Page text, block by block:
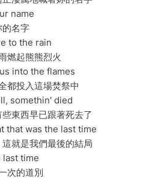
name
的名字
to the rain
燃起熊熊烈火
into the flames
都投入這場焚祭中
somethin' died
東西早已跟著死去了
that was the last time
就是我們最後的結局
last time
次的道別